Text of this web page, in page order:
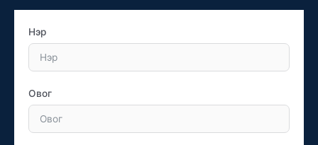
Нэр
Овог